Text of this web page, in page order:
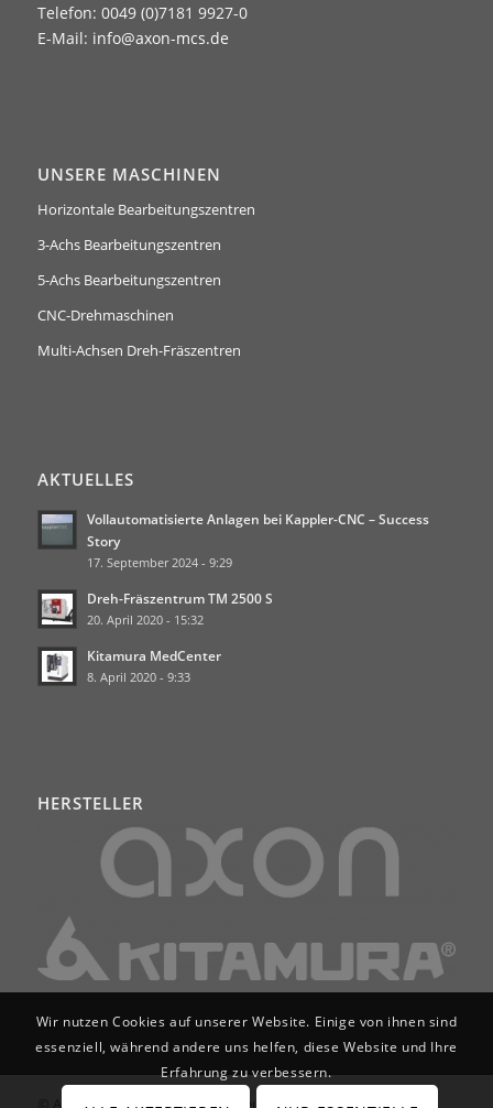
Telefon: 0049 (0)7181 9927-0
E-Mail: info@axon-mcs.de
UNSERE MASCHINEN
Horizontale Bearbeitungszentren
3-Achs Bearbeitungszentren
5-Achs Bearbeitungszentren
CNC-Drehmaschinen
Multi-Achsen Dreh-Fräszentren
AKTUELLES
Vollautomatisierte Anlagen bei Kappler-CNC – Success
Story
17. September 2024 - 9:29
Dreh-Fräszentrum TM 2500 S
20. April 2020 - 15:32
Kitamura MedCenter
8. April 2020 - 9:33
HERSTELLER
© Axon Services GmbH | Werkzeugmaschinen für
Wir nutzen Cookies auf unserer Website. Einige von ihnen sind
essenziell, während andere uns helfen, diese Website und Ihre
Erfahrung zu verbessern.